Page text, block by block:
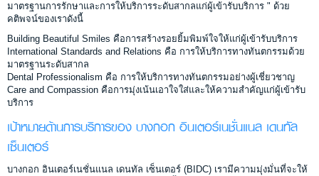
มาตรฐานการรักษาและการให้บริการระดับสากลแก่ผู้เข้ารับบริการ " ด้วย
คติพจน์ของเราดังนี้
Building Beautiful Smiles คือการสร้างรอยยิ้มพิมพ์ใจให้แก่ผู้เข้ารับบริการ
International Standards and Relations คือ การให้บริการทางทันตกรรมด้วย
มาตรฐานระดับสากล
Dental Professionalism คือ การให้บริการทางทันตกรรมอย่างผู้เชี่ยวชาญ
Care and Compassion คือการมุ่งเน้นเอาใจใส่และให้ความสำคัญแก่ผู้เข้ารับ
บริการ
เป้าหมายด้านการบริการของ บางกอก อินเตอร์เนชั่นแนล เดนทัล
เซ็นเตอร์
บางกอก อินเตอร์เนชั่นแนล เดนทัล เซ็นเตอร์ (BIDC) เรามีความมุ่งมั่นที่จะให้